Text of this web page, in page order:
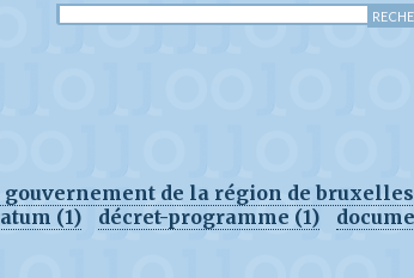
gouvernement de la région de
(1) décret-programme (1)